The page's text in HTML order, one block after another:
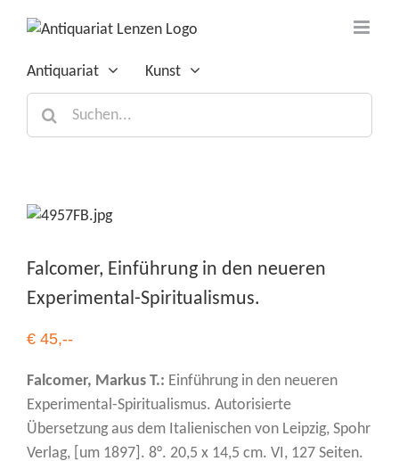
Inhalt
Antiquariat
Kunst
Suche
nach:
Falcomer, Einführung in den neueren
Experimental-Spiritualismus.
€ 45,--
Falcomer, Markus T.: Einführung in den neueren
Experimental-Spiritualismus. Autorisierte
Übersetzung aus dem Italienischen von Leipzig, Spohr
Verlag, [um 1897]. 8°. 20,5 x 14,5 cm. VI, 127 Seiten.